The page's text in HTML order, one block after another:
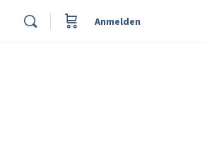
Anmelden